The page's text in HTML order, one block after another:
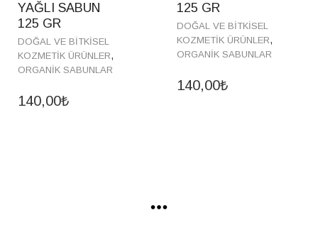
YAĞLI SABUN
125 GR
DOĞAL VE BITKISEL
KOZMETIK ÜRÜNLER,
ORGANIK SABUNLAR
140,00₺
125 GR
DOĞAL VE BITKISEL
KOZMETIK ÜRÜNLER,
ORGANIK SABUNLAR
140,00₺